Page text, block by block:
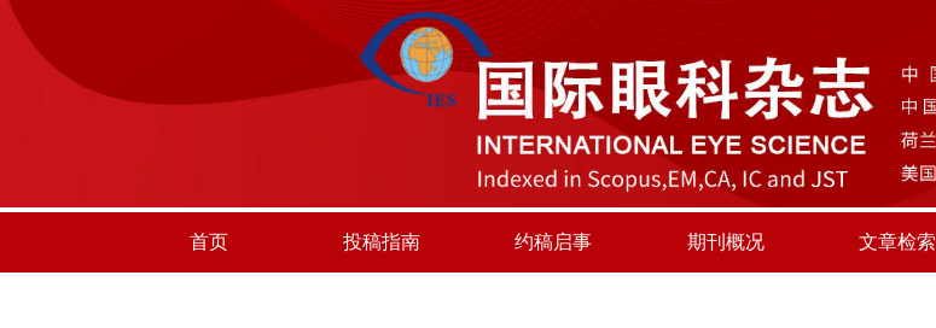
首页 投稿指南 约稿启事 期刊概况 文章检索